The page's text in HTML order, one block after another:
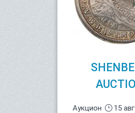
Аукцион 15